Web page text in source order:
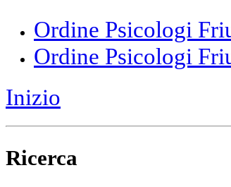
Ordine Psicologi
Ordine Psicologi
Inizio
Ricerca